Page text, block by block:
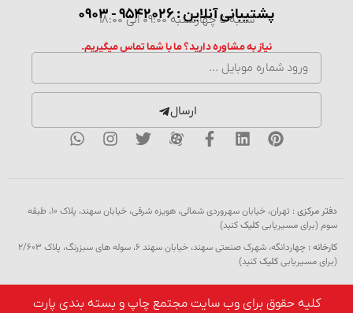
پشتیبانی آنلاین : 9542026 - 0903
شنبه تا چهارشنبه 09:00 الی 18:00
نیاز به مشاوره دارید؟ ما با شما تماس میگیریم.
:
تهران، خیابان سهروردی شمالی، هویزه شرقی، خیابان سهند، پلاک ۱۰، طبقه
مسیریابیکلیککنید)
چهاردانگه، شهرک صنعتی سهند، خیابان سهند 6، سوله های سبزرنگ، پلاک 2/603
کلیککنید)
حقوق برای وب سایت مجتمع چاپ و بسته بندی پارت